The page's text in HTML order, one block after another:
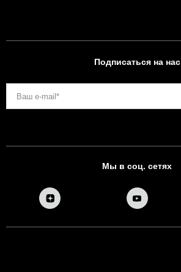
Подписаться на нас
Мы в соц. сетях